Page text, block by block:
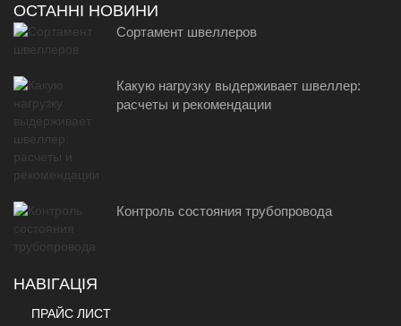
ОСТАННІ НОВИНИ
Сортамент швеллеров
Какую нагрузку выдерживает швеллер:
расчеты и рекомендации
Контроль состояния трубопровода
НАВІГАЦІЯ
ПРАЙС ЛИСТ